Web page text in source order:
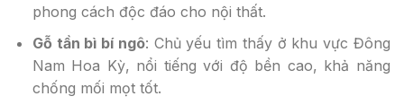
phong cách độc đáo cho nội thất.
Gỗ tần bì bí ngô: Chủ yếu tìm thấy ở khu vực Đông
Nam Hoa Kỳ, nổi tiếng với độ bền cao, khả năng
chống mối mọt tốt.